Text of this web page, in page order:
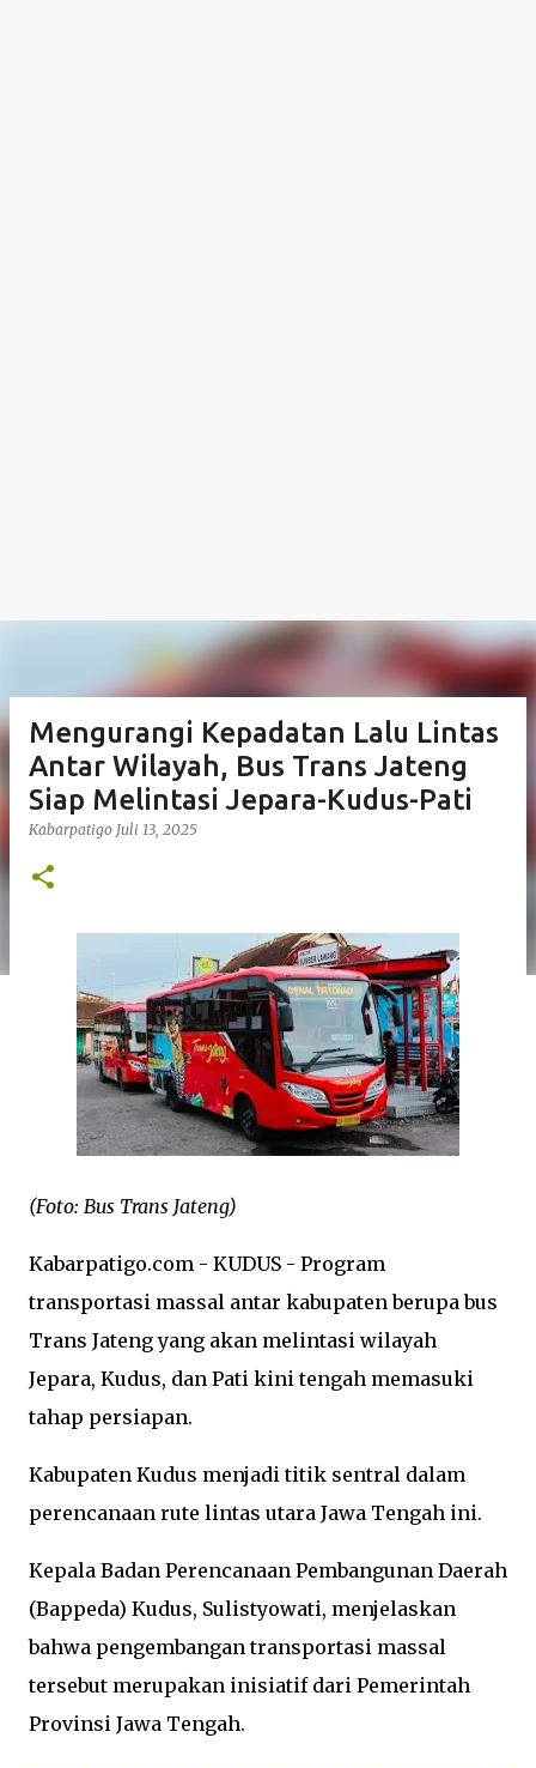
Mengurangi Kepadatan Lalu Lintas
Antar Wilayah, Bus Trans Jateng
Siap Melintasi Jepara-Kudus-Pati
Kabarpatigo Juli 13, 2025
(Foto: Bus Trans Jateng)
Kabarpatigo.com - KUDUS - Program
transportasi massal antar kabupaten berupa bus
Trans Jateng yang akan melintasi wilayah
Jepara, Kudus, dan Pati kini tengah memasuki
tahap persiapan.
Kabupaten Kudus menjadi titik sentral dalam
perencanaan rute lintas utara Jawa Tengah ini.
Kepala Badan Perencanaan Pembangunan Daerah
(Bappeda) Kudus, Sulistyowati, menjelaskan
bahwa pengembangan transportasi massal
tersebut merupakan inisiatif dari Pemerintah
Provinsi Jawa Tengah.